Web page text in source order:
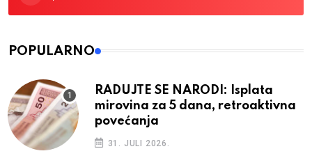
POPULARNO
RADUJTE SE NARODI: Isplata
mirovina za 5 dana, retroaktivna
povećanja
31. JULI 2026.